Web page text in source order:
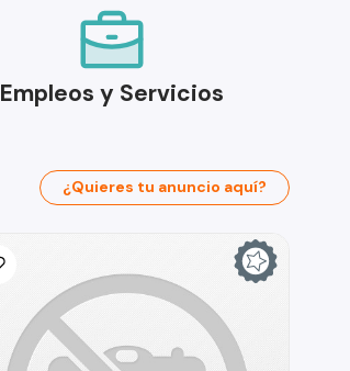
Empleos y Servicios
¿Quieres tu anuncio aquí?